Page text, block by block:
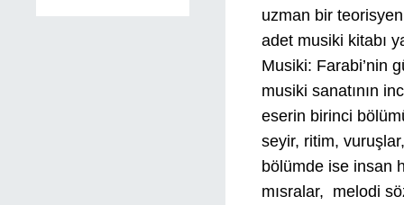
uzman bir
adet musiki kitabı
Musiki: Farabi’nin
musiki sanatının
eserin birinci
seyir, ritim,
bölümde ise insan
mısralar, melodi